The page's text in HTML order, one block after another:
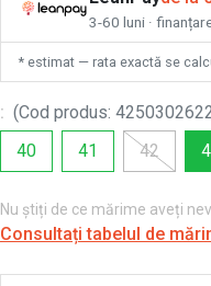
3-60 luni ·
* estimat — rata exactă se
: (Cod produs:
40
41 42
Nu știți de ce mărime aveți
Consultați tabelul de